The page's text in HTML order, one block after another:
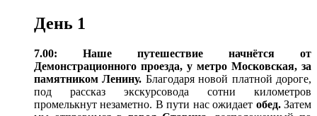
День 1
7.00: Наше путешествие начнётся от
Демонстрационного проезда, у метро Московская, за
памятником Ленину. Благодаря новой платной дороге,
под рассказ экскурсовода сотни километров
промелькнут незаметно. В пути нас ожидает обед.Затем